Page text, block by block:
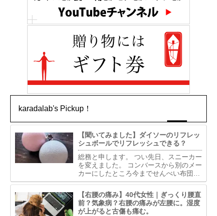
karadalab's Pickup！
【聞いてみました】ダイソーのリフレッ
シュボールでリフレッシュできる？
総務と申します。 つい先日、スニーカー
を変えました。 コンバースから別のメー
カーにしたところ今までせんべい布団だ
ったものがふかふかベッドになったよう
で夢心地。とはいかずふわふわしすぎて
足首くねくね固定できずで歩きづらい。
で古傷うずいて軽い捻...
【右腰の痛み】40代女性｜ぎっくり腰直
前？気象病？右腰の痛みが左腰に。湿度
が上がると古傷も痛む。